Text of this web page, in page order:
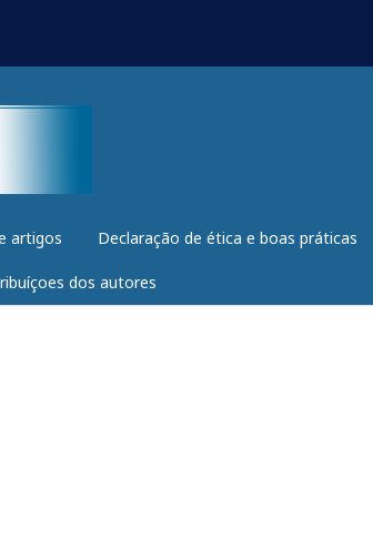
artigos Declaração de ética e boas práticas
dos autores